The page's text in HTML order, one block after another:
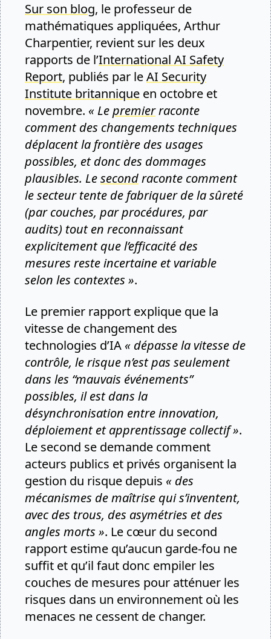
Sur son blog, le professeur de
mathématiques appliquées, Arthur
Charpentier, revient sur les deux
rapports de l’International AI Safety
Report, publiés par leAI Security
Institute britannique en octobre et
novembre. « Lepremierraconte
comment des changements techniques
déplacent la frontière des usages
possibles, et donc des dommages
plausibles. Lesecondraconte comment
le secteur tente de fabriquer de la sûreté
(par couches, par procédures, par
audits) tout en reconnaissant
explicitement que l’efficacité des
mesures reste incertaine et variable
selon les contextes ».
Le premier rapport explique que la
vitesse de changement des
technologies d’IA « dépasse la vitesse de
contrôle, le risque n’est pas seulement
dans les “mauvais événements”
possibles, il est dans la
désynchronisation entre innovation,
déploiement et apprentissage collectif ».
Le second se demande comment
acteurs publics et privés organisent la
gestion du risque depuis « des
mécanismes de maîtrise qui s’inventent,
avec des trous, des asymétries et des
angles morts ». Le cœur du second
rapport estime qu’aucun garde-fou ne
suffit et qu’il faut donc empiler les
couches de mesures pour atténuer les
risques dans un environnement où les
menaces ne cessent de changer.